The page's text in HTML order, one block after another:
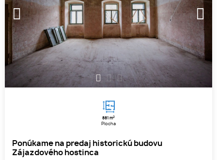
2 3
881 m2
Plocha
Ponúkame na predaj historickú budovu
Zájazdového hostinca